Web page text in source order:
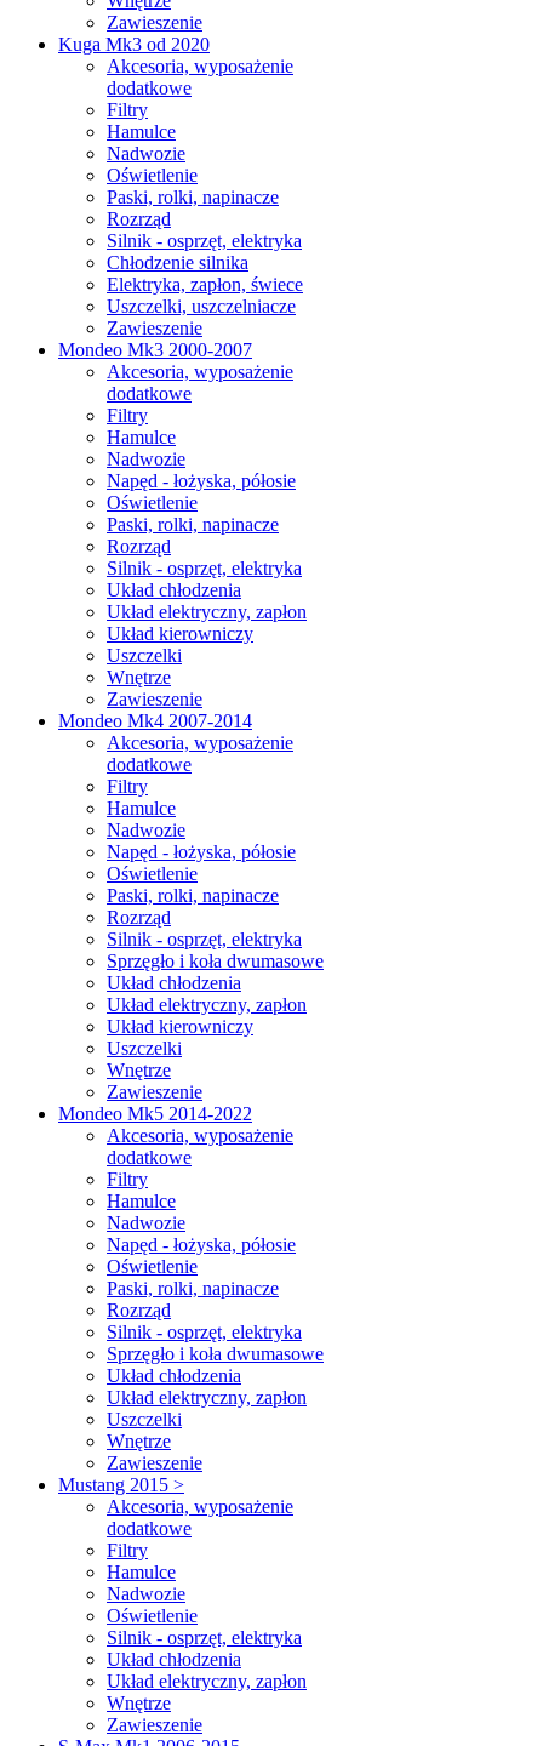
Zawieszenie
Kuga Mk3 od 2020
Akcesoria, wyposażenie
dodatkowe
Filtry
Hamulce
Nadwozie
Oświetlenie
Paski, rolki, napinacze
Rozrząd
Silnik - osprzęt, elektryka
Chłodzenie silnika
Elektryka, zapłon, świece
Uszczelki, uszczelniacze
Zawieszenie
Mondeo Mk3 2000-2007
Akcesoria, wyposażenie
dodatkowe
Filtry
Hamulce
Nadwozie
Napęd - łożyska, półosie
Oświetlenie
Paski, rolki, napinacze
Rozrząd
Silnik - osprzęt, elektryka
Układ chłodzenia
Układ elektryczny, zapłon
Układ kierowniczy
Uszczelki
Wnętrze
Zawieszenie
Mondeo Mk4 2007-2014
Akcesoria, wyposażenie
dodatkowe
Filtry
Hamulce
Nadwozie
Napęd - łożyska, półosie
Oświetlenie
Paski, rolki, napinacze
Rozrząd
Silnik - osprzęt, elektryka
Sprzęgło i koła dwumasowe
Układ chłodzenia
Układ elektryczny, zapłon
Układ kierowniczy
Uszczelki
Wnętrze
Zawieszenie
Mondeo Mk5 2014-2022
Akcesoria, wyposażenie
dodatkowe
Filtry
Hamulce
Nadwozie
Napęd - łożyska, półosie
Oświetlenie
Paski, rolki, napinacze
Rozrząd
Silnik - osprzęt, elektryka
Sprzęgło i koła dwumasowe
Układ chłodzenia
Układ elektryczny, zapłon
Uszczelki
Wnętrze
Zawieszenie
Mustang 2015 >
Akcesoria, wyposażenie
dodatkowe
Filtry
Hamulce
Nadwozie
Oświetlenie
Silnik - osprzęt, elektryka
Układ chłodzenia
Układ elektryczny, zapłon
Wnętrze
Zawieszenie